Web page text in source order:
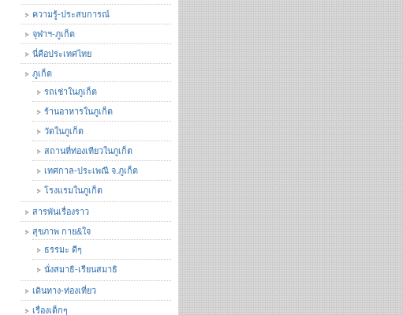
ความรู้-ประสบการณ์
จุฬาฯ-ภูเก็ต
นี่คือประเทศไทย
ภูเก็ต
รถเช่าในภูเก็ต
ร้านอาหารในภูเก็ต
วัดในภูเก็ต
สถานที่ท่องเทียวในภูเก็ต
เทศกาล-ประเพณี จ.ภูเก็ต
โรงแรมในภูเก็ต
สารพันเรื่องราว
สุขภาพ กาย&ใจ
ธรรมะ ดีๆ
นั่งสมาธิ-เรียนสมาธิ
เดินทาง-ท่องเที่ยว
เรื่องเด็กๆ